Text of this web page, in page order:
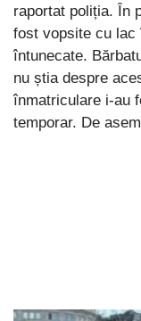
raportat poliția. În
fost vopsite cu lac
întunecate.
nu știa despre
înmatriculare i-au
temporar. De